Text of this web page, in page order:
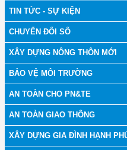
TIN TỨC - SỰ KIỆN
CHUYỂN ĐỔI SỐ
XÂY DỰNG NÔNG THÔN MỚI
BẢO VỆ MÔI TRƯỜNG
AN TOÀN CHO PN&TE
AN TOÀN GIAO THÔNG
XÂY DỰNG GIA ĐÌNH HẠNH